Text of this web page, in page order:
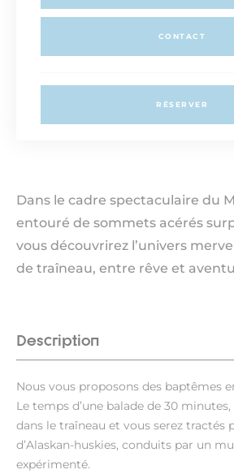
Dans le cadre spectaculaire du
entouré de sommets acérés
vous découvrirez l’univers
de traîneau, entre rêve et
Description
Nous vous proposons des baptêmes
Le temps d’une balade de 30
dans le traîneau et vous serez tractés
d’Alaskan-huskies, conduits par un
expérimenté.
CONTACT
RÉSERVER